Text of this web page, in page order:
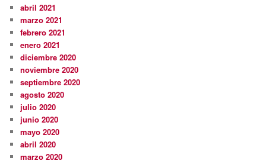
abril 2021
marzo 2021
febrero 2021
enero 2021
diciembre 2020
noviembre 2020
septiembre 2020
agosto 2020
julio 2020
junio 2020
mayo 2020
abril 2020
marzo 2020